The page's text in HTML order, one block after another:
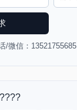
微信：13521755685